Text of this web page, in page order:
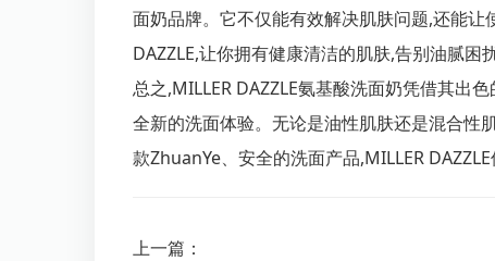
面奶品牌。它不仅能有效解决肌肤问题,还能让
DAZZLE,让你拥有健康清洁的肌肤,告别油腻困
总之,MILLER DAZZLE氨基酸洗面奶凭借其出
全新的洗面体验。无论是油性肌肤还是混合性
款ZhuanYe、安全的洗面产品,MILLER DAZZLE
上一篇：